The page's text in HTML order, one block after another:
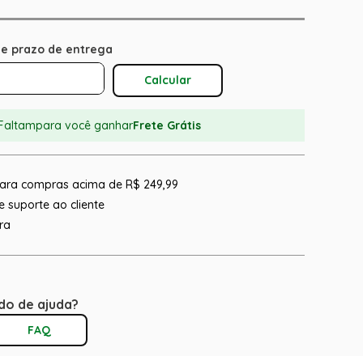
Calcular O Frete
para você ganharFrete Grátis
compras acima de R$ 249,99
suporte ao cliente
de ajuda?
FAQ